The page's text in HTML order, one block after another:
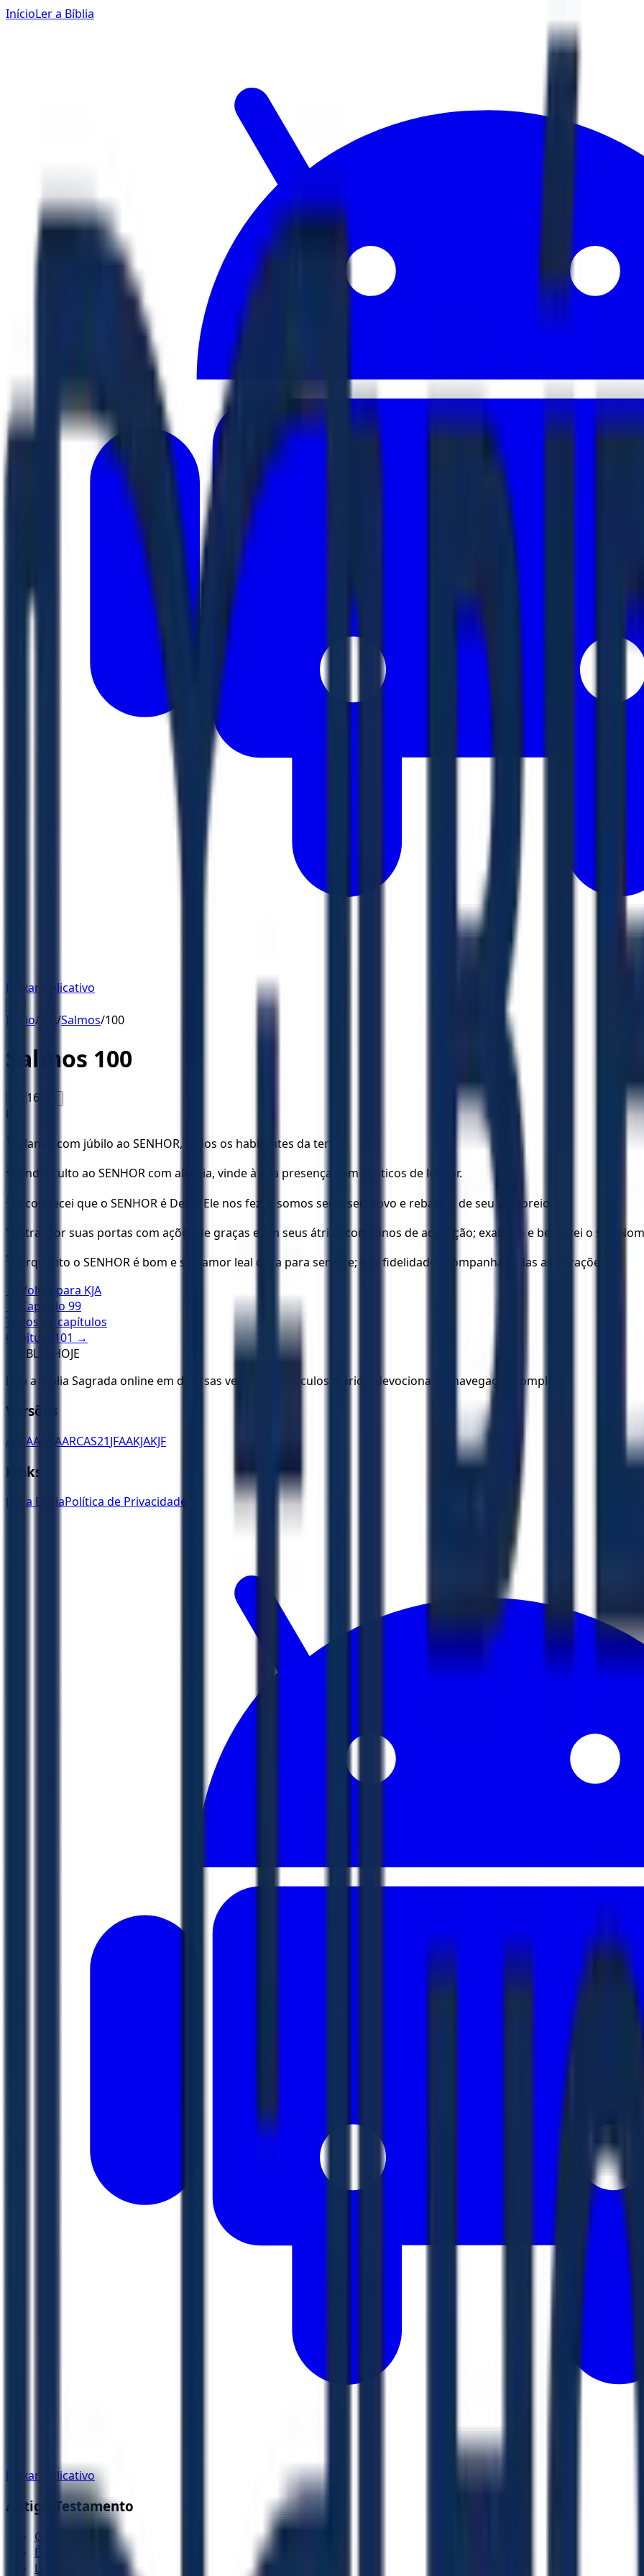
InícioLer a Bíblia
Baixar Aplicativo
Início/ KJA/Salmos/100
Salmos 100
16 A+
KJA
1 Aclamai com júbilo ao SENHOR, todos os habitantes da terra!
2 Rendei culto ao SENHOR com alegria, vinde à sua presença com cânticos de louvor.
3 Reconhecei que o SENHOR é Deus! Ele nos fez, e somos seus: seu povo e rebanho de seu pastoreio.
4 Entrai por suas portas com ações de graças e em seus átrios com hinos de adoração; exaltai-o e bendizei o seu
5
Porquanto o SENHOR é bom e seu amor leal dura para sempre; sua fidelidade acompanha todas as gerações.
← Voltar para KJA
← Capítulo 99
Todos os capítulos
Capítulo
101 →
BÍBLIA HOJE
Leia a Bíblia Sagrada online em diversas versões. Versículos diários, devocionais e navegação completa.
Versões
ACFAA ARAARCAS21JFAAKJAKJF
Links
Ler a BíbliaPolítica de Privacidade
Baixar Aplicativo
Antigo Testamento
Gênesis
Êxodo
Levítico